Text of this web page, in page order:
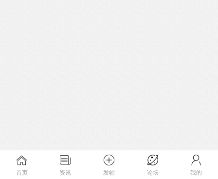
首页 资讯 发帖 论坛 我的